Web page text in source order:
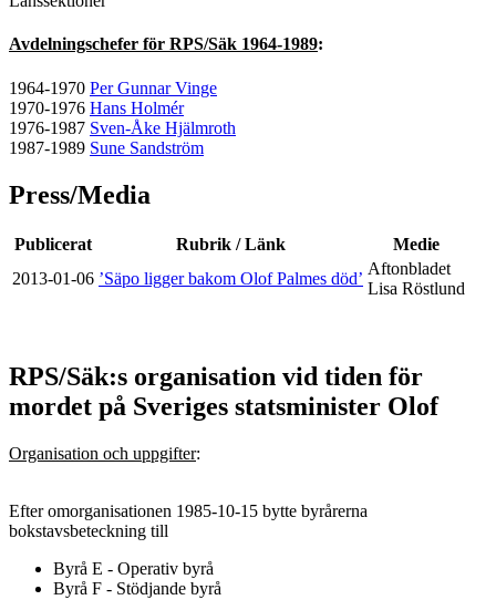
Avdelningschefer för RPS/Säk 1964-1989:
1964-1970 Per Gunnar Vinge
1970-1976 Hans Holmér
1976-1987 Sven-Åke Hjälmroth
1987-1989 Sune Sandström
Press/Media
Publicerat Rubrik / Länk
Medie
2013-01-06 ’Säpo ligger bakom Olof Palmes död’
Aftonbladet
Lisa Röstlund
RPS/Säk:s organisation vid tiden för
mordet på Sveriges statsminister Olof
Organisation och uppgifter:
Efter omorganisationen 1985-10-15 bytte byrårerna
bokstavsbeteckning till
Byrå E - Operativ byrå
Byrå F - Stödjande byrå